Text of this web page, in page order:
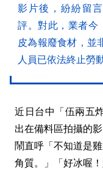
影片後，紛紛留
評。對此，業者今
皮為報廢食材，並
人員已依法終止勞
近日台中「伍兩五
出在備料區拍攝的
鬧直呼「不知道是
角質。」「好冰喔！